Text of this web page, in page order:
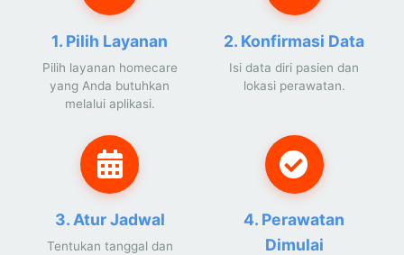
1. Pilih Layanan
Pilih layanan homecare
yang Anda butuhkan
melalui aplikasi.
2. Konfirmasi Data
Isi data diri pasien dan
lokasi perawatan.
3. Atur Jadwal
Tentukan tanggal dan
4. Perawatan
Dimulai